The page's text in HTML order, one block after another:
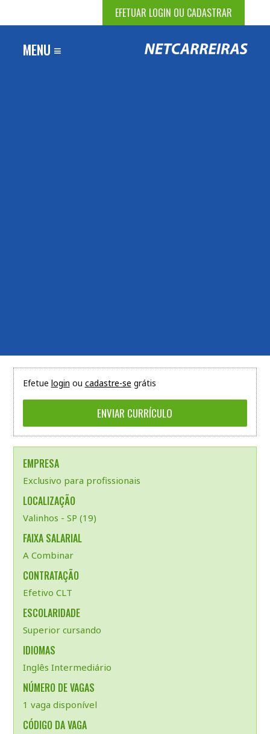
EFETUAR LOGIN OU CADASTRAR
MENU ≡
Efetue login ou cadastre-se grátis
EMPRESA
Exclusivo para profissionais
LOCALIZAÇÃO
Valinhos - SP (19)
FAIXA SALARIAL
A Combinar
CONTRATAÇÃO
Efetivo CLT
ESCOLARIDADE
Superior cursando
IDIOMAS
Inglês Intermediário
NÚMERO DE VAGAS
1 vaga disponível
CÓDIGO DA VAGA